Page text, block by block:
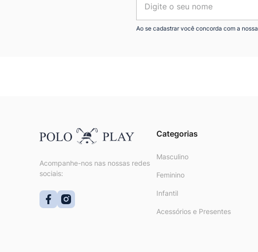
Ao se cadastrar você concorda com a nossa
Acompanhe-nos nas nossas redes
sociais:
Categorias
Masculino
Feminino
Infantil
Acessórios e Presentes